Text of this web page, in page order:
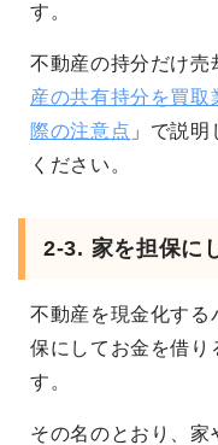
す。
不動産の持分だけ売
産の共有持分を買取
際の注意点 」で説
ください。
2-3. 家を担保に
不動産を現金化する
保にしてお金を借り
す。
その名のとおり、家